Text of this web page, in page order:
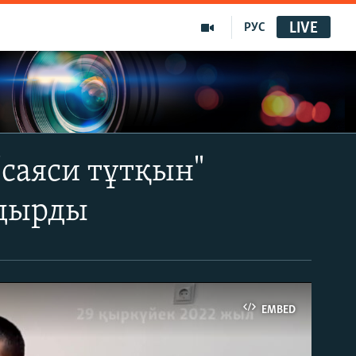
РУС LIVE
тұтқын"
EMBED